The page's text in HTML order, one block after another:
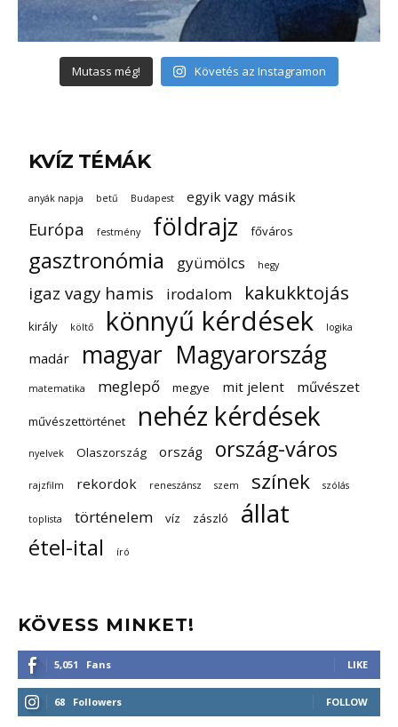
Mutass még! Követés az Instagramon
KVÍZ TÉMÁK
anyák napja betű Budapest egyik vagy másik
Európa festmény földrajz főváros
gasztronómia gyümölcs hegy
igaz vagy hamis irodalom kakukktojás
király költő könnyű kérdések logika
madár magyar Magyarország
matematika meglepő megye mit jelent művészet
művészettörténet nehéz kérdések
nyelvek Olaszország ország ország-város
rajzfilm rekordok reneszánsz szem színek szólás
toplista történelem víz zászló állat
étel-ital író
KÖVESS MINKET!
5,051 Fans LIKE
68 Followers FOLLOW